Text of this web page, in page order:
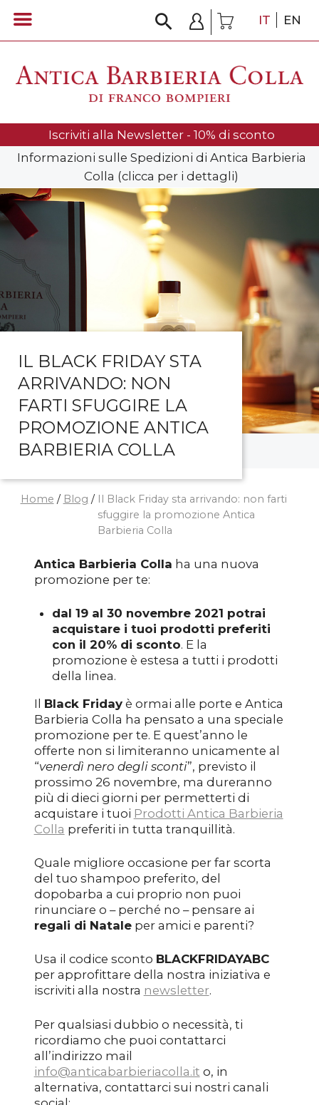
IT EN
Iscriviti alla Newsletter - 10% di sconto
Informazioni sulle Spedizioni di Antica Barbieria
Colla (clicca per i dettagli)
IL BLACK FRIDAY STA
ARRIVANDO: NON
FARTI SFUGGIRE LA
PROMOZIONE ANTICA
BARBIERIA COLLA
Home / Blog / Il Black Friday sta arrivando: non farti
sfuggire la promozione Antica
Barbieria Colla
Antica Barbieria Colla ha una nuova
promozione per te:
dal 19 al 30 novembre 2021 potrai
acquistare i tuoi prodotti preferiti
con il 20% di sconto. E la
promozione è estesa a tutti i prodotti
della linea.
Il Black Fridayè ormai alle porte e Antica
Barbieria Colla ha pensato a una speciale
promozione per te. E quest’anno le
offerte non si limiteranno unicamente al
“venerdì nero degli sconti”, previsto il
prossimo 26 novembre, ma dureranno
più di dieci giorni per permetterti di
acquistare i tuoi Prodotti Antica Barbieria
Colla preferiti in tutta tranquillità.
Quale migliore occasione per far scorta
del tuo shampoo preferito, del
dopobarba a cui proprio non puoi
rinunciare o – perché no – pensare ai
regali di Nataleper amici e parenti?
Usa il codice sconto BLACKFRIDAYABC
per approfittare della nostra iniziativa e
iscriviti alla nostra newsletter.
Per qualsiasi dubbio o necessità, ti
ricordiamo che puoi contattarci
all’indirizzo mail
info@anticabarbieriacolla.it o, in
alternativa, contattarci sui nostri canali